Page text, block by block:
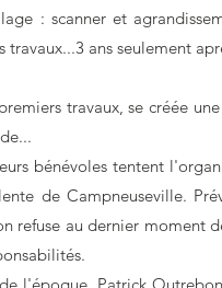
: scanner et
travaux...3 ans seulement
travaux, se créée
bénévoles tentent
de Campneuseville.
refuse au dernier moment